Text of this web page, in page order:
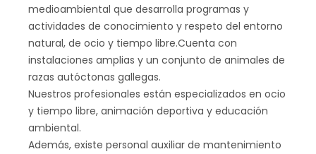
medioambiental que desarrolla programas y
actividades de conocimiento y respeto del entorno
natural, de ocio y tiempo libre.Cuenta con
instalaciones amplias y un conjunto de animales de
razas autóctonas gallegas.
Nuestros profesionales están especializados en ocio
y tiempo libre, animación deportiva y educación
ambiental.
Además, existe personal auxiliar de mantenimiento